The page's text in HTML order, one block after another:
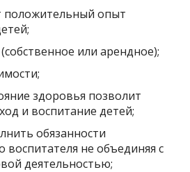
положительный опыт
или арендное);
здоровья позволит
и воспитание детей;
обязанности
воспитателя не объединяя с
деятельностью;